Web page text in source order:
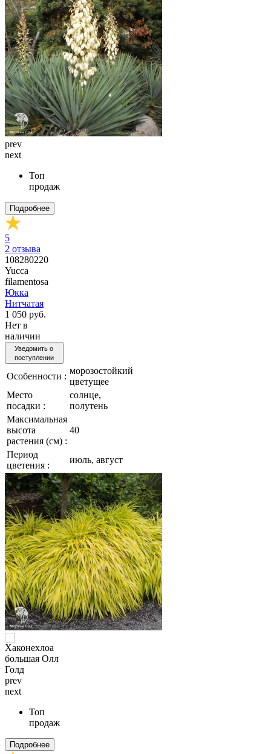
prev
next
Топ
продаж
Подробнее
5
2 отзыва
108280220
Yucca
filamentosa
Юкка
Нитчатая
1 050 руб.
Нет в
наличии
Уведомить о
поступлении
Особенности :
морозостойкий
цветущее
Место
посадки :
солнце,
полутень
Максимальная
высота
растения (см) :
40
Период
цветения :
июль, август
prev
next
Топ
продаж
Подробнее